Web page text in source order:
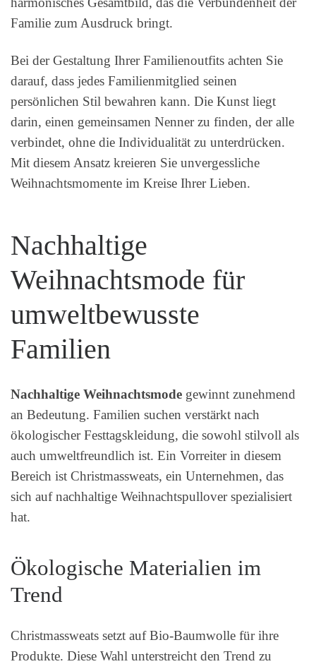
Familie zum Ausdruck bringt.
Bei der Gestaltung Ihrer Familienoutfits achten Sie
darauf, dass jedes Familienmitglied seinen
persönlichen Stil bewahren kann. Die Kunst liegt
darin, einen gemeinsamen Nenner zu finden, der alle
verbindet, ohne die Individualität zu unterdrücken.
Mit diesem Ansatz kreieren Sie unvergessliche
Weihnachtsmomente im Kreise Ihrer Lieben.
Nachhaltige
Weihnachtsmode für
umweltbewusste
Familien
Nachhaltige Weihnachtsmode gewinnt zunehmend
an Bedeutung. Familien suchen verstärkt nach
ökologischer Festtagskleidung, die sowohl stilvoll als
auch umweltfreundlich ist. Ein Vorreiter in diesem
Bereich ist Christmassweats, ein Unternehmen, das
sich auf nachhaltige Weihnachtspullover spezialisiert
hat.
Ökologische Materialien im
Trend
Christmassweats setzt auf Bio-Baumwolle für ihre
Produkte. Diese Wahl unterstreicht den Trend zu